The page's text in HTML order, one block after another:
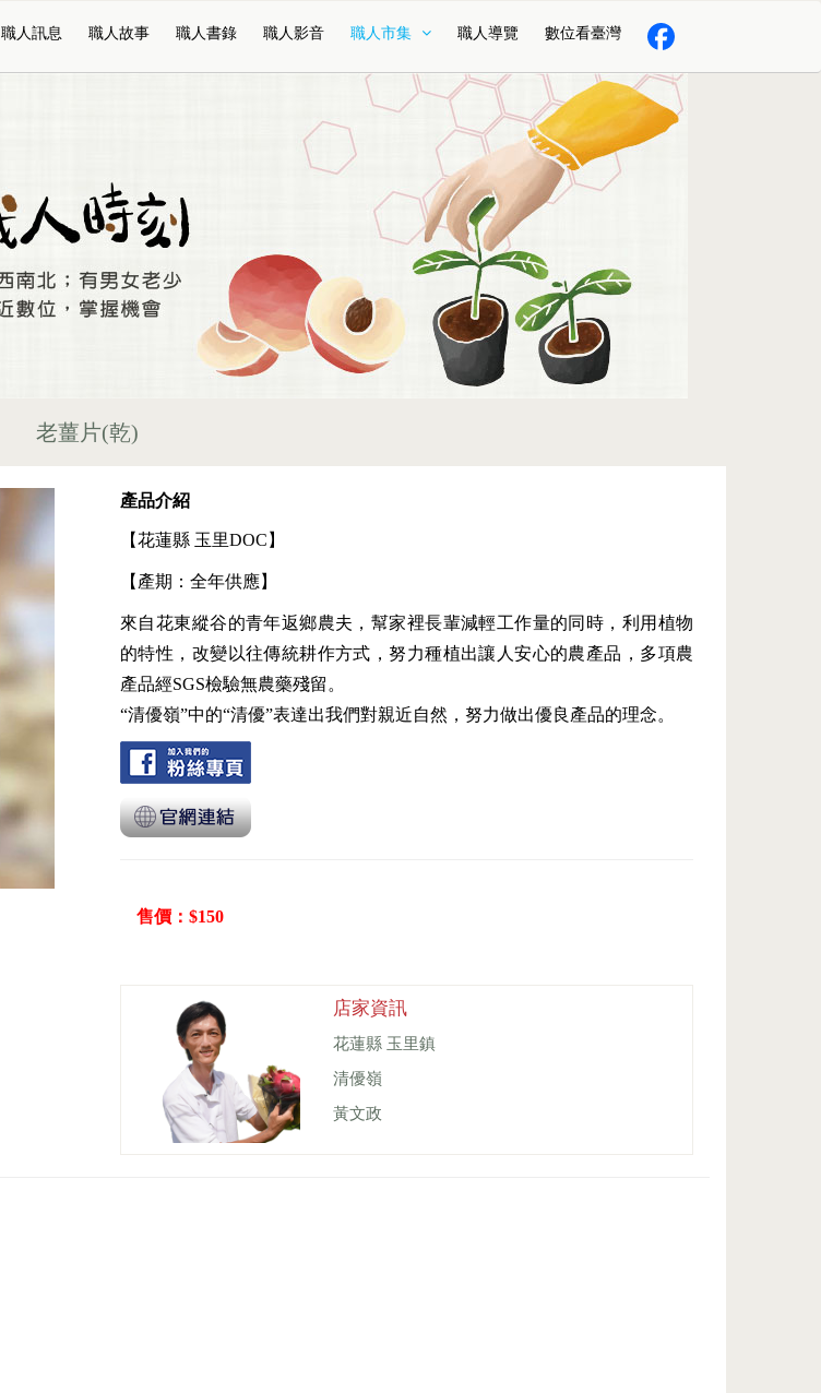
職人訊息 職人故事 職人書錄 職人影音 職人市集 職人導覽 數位看臺灣
老薑片(乾)
產品介紹
【花蓮縣 玉里DOC】
【產期：全年供應】
來自花東縱谷的青年返鄉農夫，幫家裡長輩減輕工作量的同時，利用植物
的特性，改變以往傳統耕作方式，努力種植出讓人安心的農產品，多項農
產品經SGS檢驗無農藥殘留。
“清優嶺”中的“清優”表達出我們對親近自然，努力做出優良產品的理念。
售價：$150
店家資訊
花蓮縣 玉里鎮
清優嶺
黃文政